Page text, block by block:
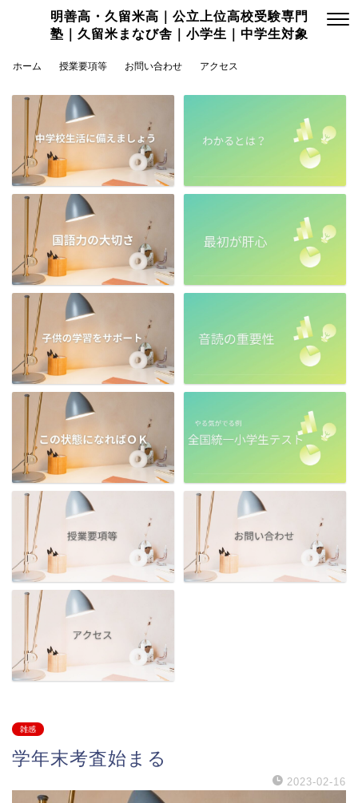
明善高・久留米高｜公立上位高校受験専門
塾｜久留米まなび舎｜小学生｜中学生対象
ホーム 授業要項等 お問い合わせ アクセス
雑感
学年末考査始まる
2023-02-16